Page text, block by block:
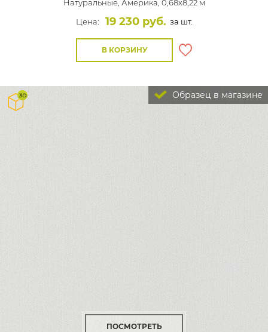
Натуральные, Америка, 0,68x8,22 м
Цена:
19 230 руб. за шт.
В КОРЗИНУ
Образец в магазине
ПОСМОТРЕТЬ